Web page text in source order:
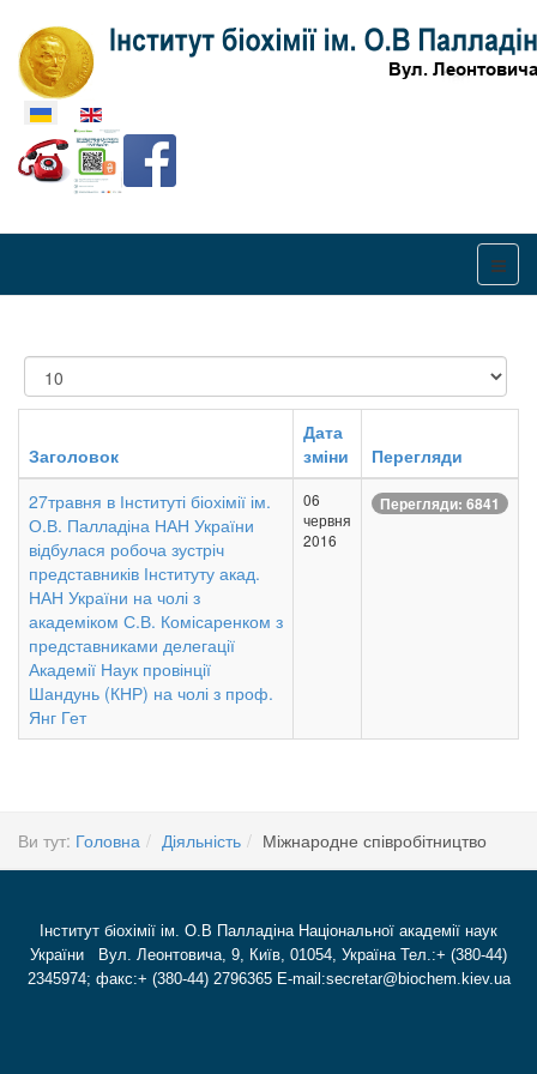
Оберіть свою мову
Показувати
Заголовок
Дата
зміни
Перегляди
27травня в Інституті біохімії ім.
О.В. Палладіна НАН України
відбулася робоча зустріч
представників Інституту акад.
НАН України на чолі з
академіком С.В. Комісаренком з
представниками делегації
Академії Наук провінції
Шандунь (КНР) на чолі з проф.
Янг Гет
06
червня
2016
Перегляди: 6841
Ви тут: Головна Діяльність Міжнародне співробітництво
Інститут біохімії ім. О.В Палладіна Національної академії наук
України Вул. Леонтовича, 9, Київ, 01054, Україна Тел.:+ (380-44)
2345974; факс:+ (380-44) 2796365 E-mail:secretar@biochem.kiev.ua